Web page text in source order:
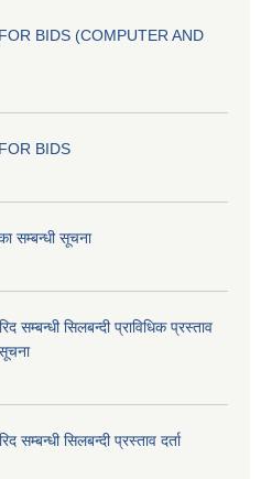
BIDS (COMPUTER AND
BIDS
सम्बन्धी सूचना
सम्बन्धी सिलबन्दी प्राविधिक प्रस्ताव
सम्बन्धी सिलबन्दी प्रस्ताव दर्ता